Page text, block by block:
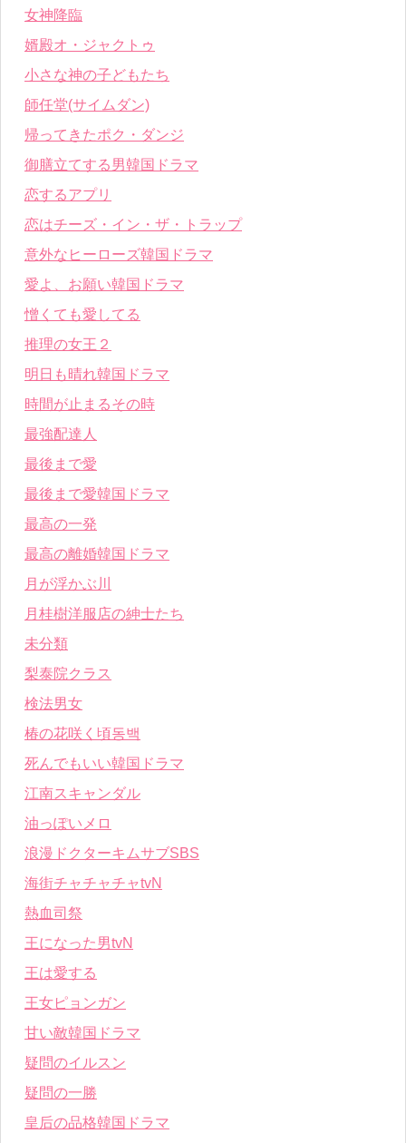
女神降臨
婿殿オ・ジャクトゥ
小さな神の子どもたち
師任堂(サイムダン)
帰ってきたポク・ダンジ
御膳立てする男韓国ドラマ
恋するアプリ
恋はチーズ・イン・ザ・トラップ
意外なヒーローズ韓国ドラマ
愛よ、お願い韓国ドラマ
憎くても愛してる
推理の女王２
明日も晴れ韓国ドラマ
時間が止まるその時
最強配達人
最後まで愛
最後まで愛韓国ドラマ
最高の一発
最高の離婚韓国ドラマ
月が浮かぶ川
月桂樹洋服店の紳士たち
未分類
梨泰院クラス
検法男女
椿の花咲く頃동백
死んでもいい韓国ドラマ
江南スキャンダル
油っぽいメロ
浪漫ドクターキムサブSBS
海街チャチャチャtvN
熱血司祭
王になった男tvN
王は愛する
王女ピョンガン
甘い敵韓国ドラマ
疑問のイルスン
疑問の一勝
皇后の品格韓国ドラマ